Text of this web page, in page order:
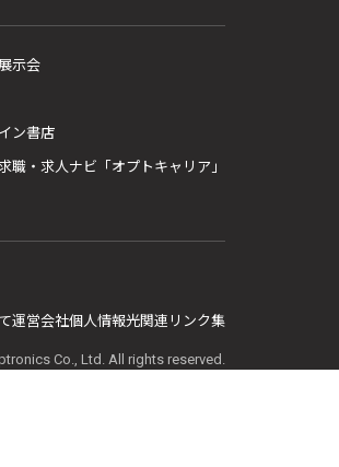
示会
ン書店
職・求人ナビ「オプトキャリア」
運営会社個人情報光関連リンク集
Co., Ltd. All rights reserved.